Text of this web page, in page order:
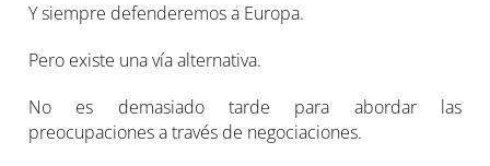
Y siempre defenderemos a Europa.
Pero existe una vía alternativa.
No es demasiado tarde para abordar las
preocupaciones a través de negociaciones.